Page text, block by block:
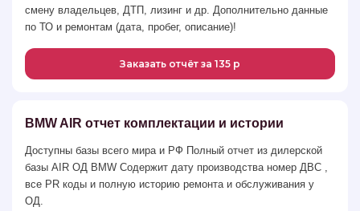
смену владельцев, ДТП, лизинг и др. Дополнительно данные
по ТО и ремонтам (дата, пробег, описание)!
Заказать отчёт за 135 р
BMW AIR отчет комплектации и истории
Доступны базы всего мира и РФ Полный отчет из дилерской
базы AIR ОД BMW Содержит дату производства номер ДВС ,
все PR коды и полную историю ремонта и обслуживания у
ОД.